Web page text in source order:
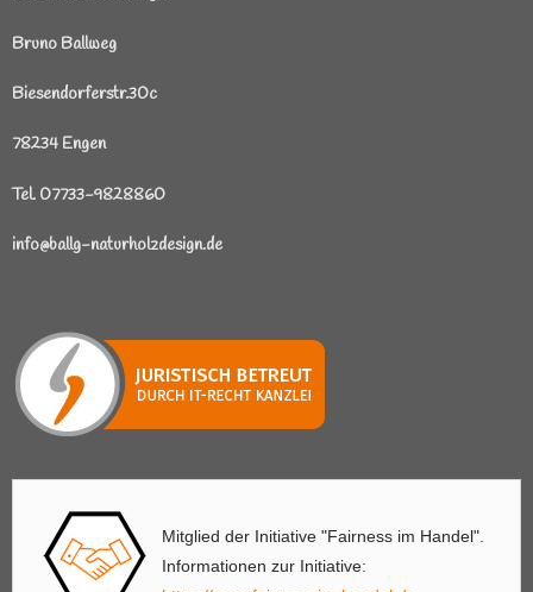
Bruno Ballweg
Biesendorferstr.30c
78234 Engen
Tel. 07733-9828860
info@ballg-naturholzdesign.de
Mitglied der Initiative "Fairness im Handel".
Informationen zur Initiative: